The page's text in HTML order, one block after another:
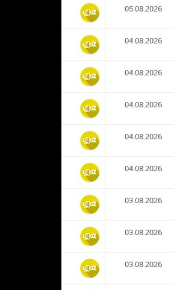
05.08.2026
04.08.2026
04.08.2026
04.08.2026
04.08.2026
04.08.2026
03.08.2026
03.08.2026
03.08.2026